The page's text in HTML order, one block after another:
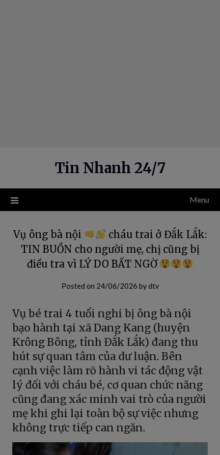
Tin Nhanh 24/7
Menu
Vụ ông bà nội
cháu trai ở Đắk Lắk:
TIN BUỒN cho người mẹ, chị cũng bị
điều tra vì LÝ DO BẤT NGỜ
Posted on 24/06/2026 bydtv
Vụ bé trai 4 tuổi nghi bị ông bà nội
bạo hành tại xã Dang Kang (huyện
Krông Bông, tỉnh Đắk Lắk) đang thu
hút sự quan tâm của dư luận. Bên
cạnh việc làm rõ hành vi tác động vật
lý đối với cháu bé, cơ quan chức năng
cũng đang xác minh vai trò của người
mẹ khi ghi lại toàn bộ sự việc nhưng
không trực tiếp can ngăn.